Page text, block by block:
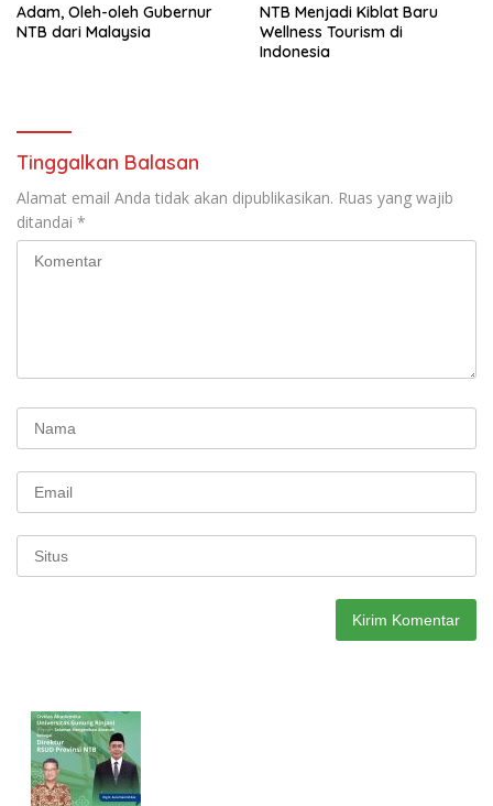
Adam, Oleh-oleh Gubernur
NTB dari Malaysia
NTB Menjadi Kiblat Baru
Wellness Tourism di
Indonesia
Tinggalkan Balasan
Alamat email Anda tidak akan dipublikasikan. Ruas yang wajib
ditandai *